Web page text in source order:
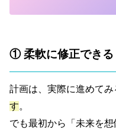
① 柔軟に修正できる
計画は、実際に進めてみ
す。
でも最初から「未来を